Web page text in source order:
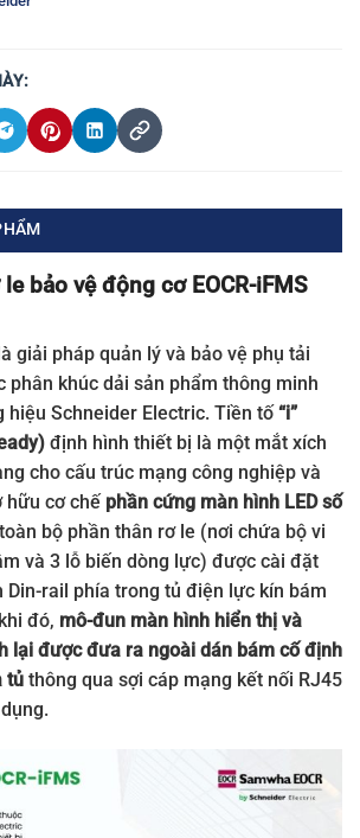
bảo vệ động cơ EOCR-iFMS
giải pháp quản lý và bảo vệ phụ tải
phân khúc dải sản phẩm thông minh
hiệu Schneider Electric. Tiền tố“i”
định hình thiết bị là một mắt xích
cho cấu trúc mạng công nghiệp và
hữu cơ chế phần cứng màn hình LED số
bộ phần thân rơ le (nơi chứa bộ vi
và 3 lỗ biến dòng lực) được cài đặt
Din-rail phía trong tủ điện lực kín bám
đó, mô-đun màn hình hiển thị và
lại được đưa ra ngoài dán bám cố định
tủ thông qua sợi cáp mạng kết nối RJ45